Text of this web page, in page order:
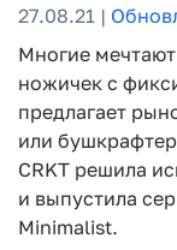
27.08.21 |
Многие
ножичек с
предлагает
или
CRKT решила
и выпустила
Minimalist.